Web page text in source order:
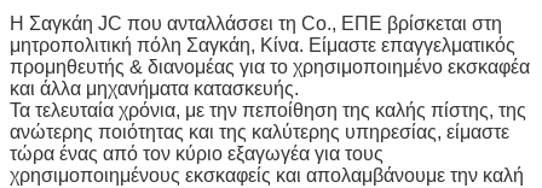
Η Σαγκάη JC που ανταλλάσσει τη Co., ΕΠΕ βρίσκεται στη
μητροπολιτική πόλη Σαγκάη, Κίνα. Είμαστε επαγγελματικός
προμηθευτής & διανομέας για το χρησιμοποιημένο εκσκαφέα
και άλλα μηχανήματα κατασκευής.
Τα τελευταία χρόνια, με την πεποίθηση της καλής πίστης, της
ανώτερης ποιότητας και της καλύτερης υπηρεσίας, είμαστε
τώρα ένας από τον κύριο εξαγωγέα για τους
χρησιμοποιημένους εκσκαφείς και απολαμβάνουμε την καλή